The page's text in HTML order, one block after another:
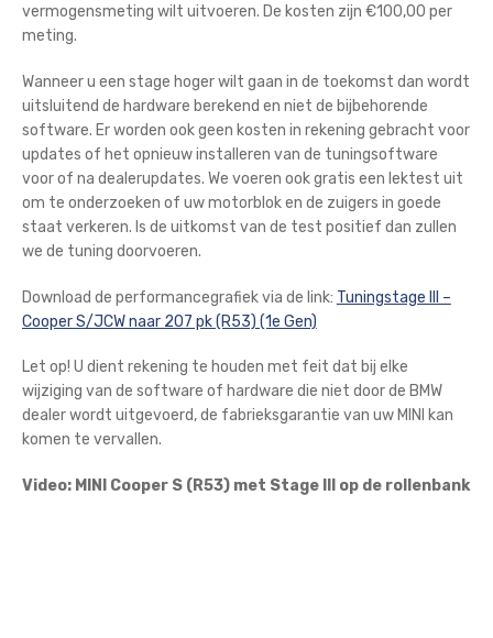
vermogensmeting wilt uitvoeren. De kosten zijn €100,00 per
meting.
Wanneer u een stage hoger wilt gaan in de toekomst dan wordt
uitsluitend de hardware berekend en niet de bijbehorende
software. Er worden ook geen kosten in rekening gebracht voor
updates of het opnieuw installeren van de tuningsoftware
voor of na dealerupdates. We voeren ook gratis een lektest uit
om te onderzoeken of uw motorblok en de zuigers in goede
staat verkeren. Is de uitkomst van de test positief dan zullen
we de tuning doorvoeren.
Download de performancegrafiek via de link: Tuningstage III –
Cooper S/JCW naar 207 pk (R53) (1e Gen)
Let op! U dient rekening te houden met feit dat bij elke
wijziging van de software of hardware die niet door de BMW
dealer wordt uitgevoerd, de fabrieksgarantie van uw MINI kan
komen te vervallen.
Video: MINI Cooper S (R53) met Stage III op de rollenbank